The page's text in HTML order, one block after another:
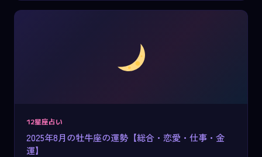
12星座占い
2025年8月の牡牛座の運勢【総合・恋愛・仕事・金
運】